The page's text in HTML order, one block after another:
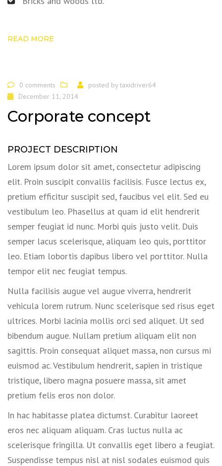
READ MORE
0 comments posted by taxidriver64
December 11, 2014
Corporate concept
PROJECT DESCRIPTION
Lorem ipsum dolor sit amet, consectetur adipiscing
elit. Proin suscipit convallis facilisis. Fusce lectus ex,
pretium efficitur suscipit sed, faucibus vel elit. Sed eu
vestibulum leo. Phasellus at quam id elit hendrerit
semper feugiat id nunc. Morbi quis justo velit. Duis
semper lacus scelerisque, aliquam leo quis, porttitor
leo. Etiam lobortis dapibus libero vel porttitor. Nulla
tempor elit nec feugiat tempus.
Nulla facilisis augue vel augue viverra, hendrerit
vehicula lorem rutrum. Nunc scelerisque sed risus eget
ultrices. Morbi lacinia mollis orci sed aliquet. Ut sed
bibendum augue. Nullam pretium aliquam elit non
sagittis. Proin consequat aliquet massa, non cursus mi
euismod ac. Vestibulum hendrerit, sapien in tristique
tristique, libero magna posuere massa, sit amet
pretium felis eros non dolor.
In hac habitasse platea dictumst. Curabitur laoreet
eros nec aliquam aliquam. Cras luctus nulla ac
scelerisque fringilla. Ut convallis eget libero a feugiat.
Suspendisse tempus nisl at nisl sodales euismod quis